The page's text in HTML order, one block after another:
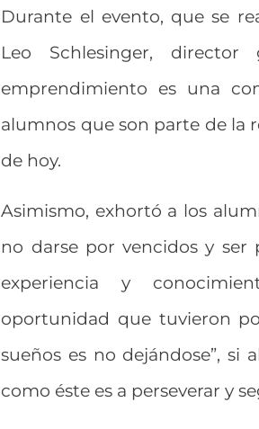
Durante el evento, que se
Leo Schlesinger,
emprendimiento es una
alumnos que son parte de la
de hoy.
Asimismo, exhortó a los
no darse por vencidos y ser
experiencia y
oportunidad que tuvieron
sueños es no dejándose”,
como éste es a perseverar y